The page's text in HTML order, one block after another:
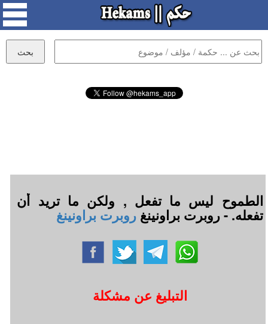
الطموح ليس ما تفعل , ولكن ما تريد أن
تفعله. - روبرت براونينغروبرت براونينغ
التبليغ عن مشكلة